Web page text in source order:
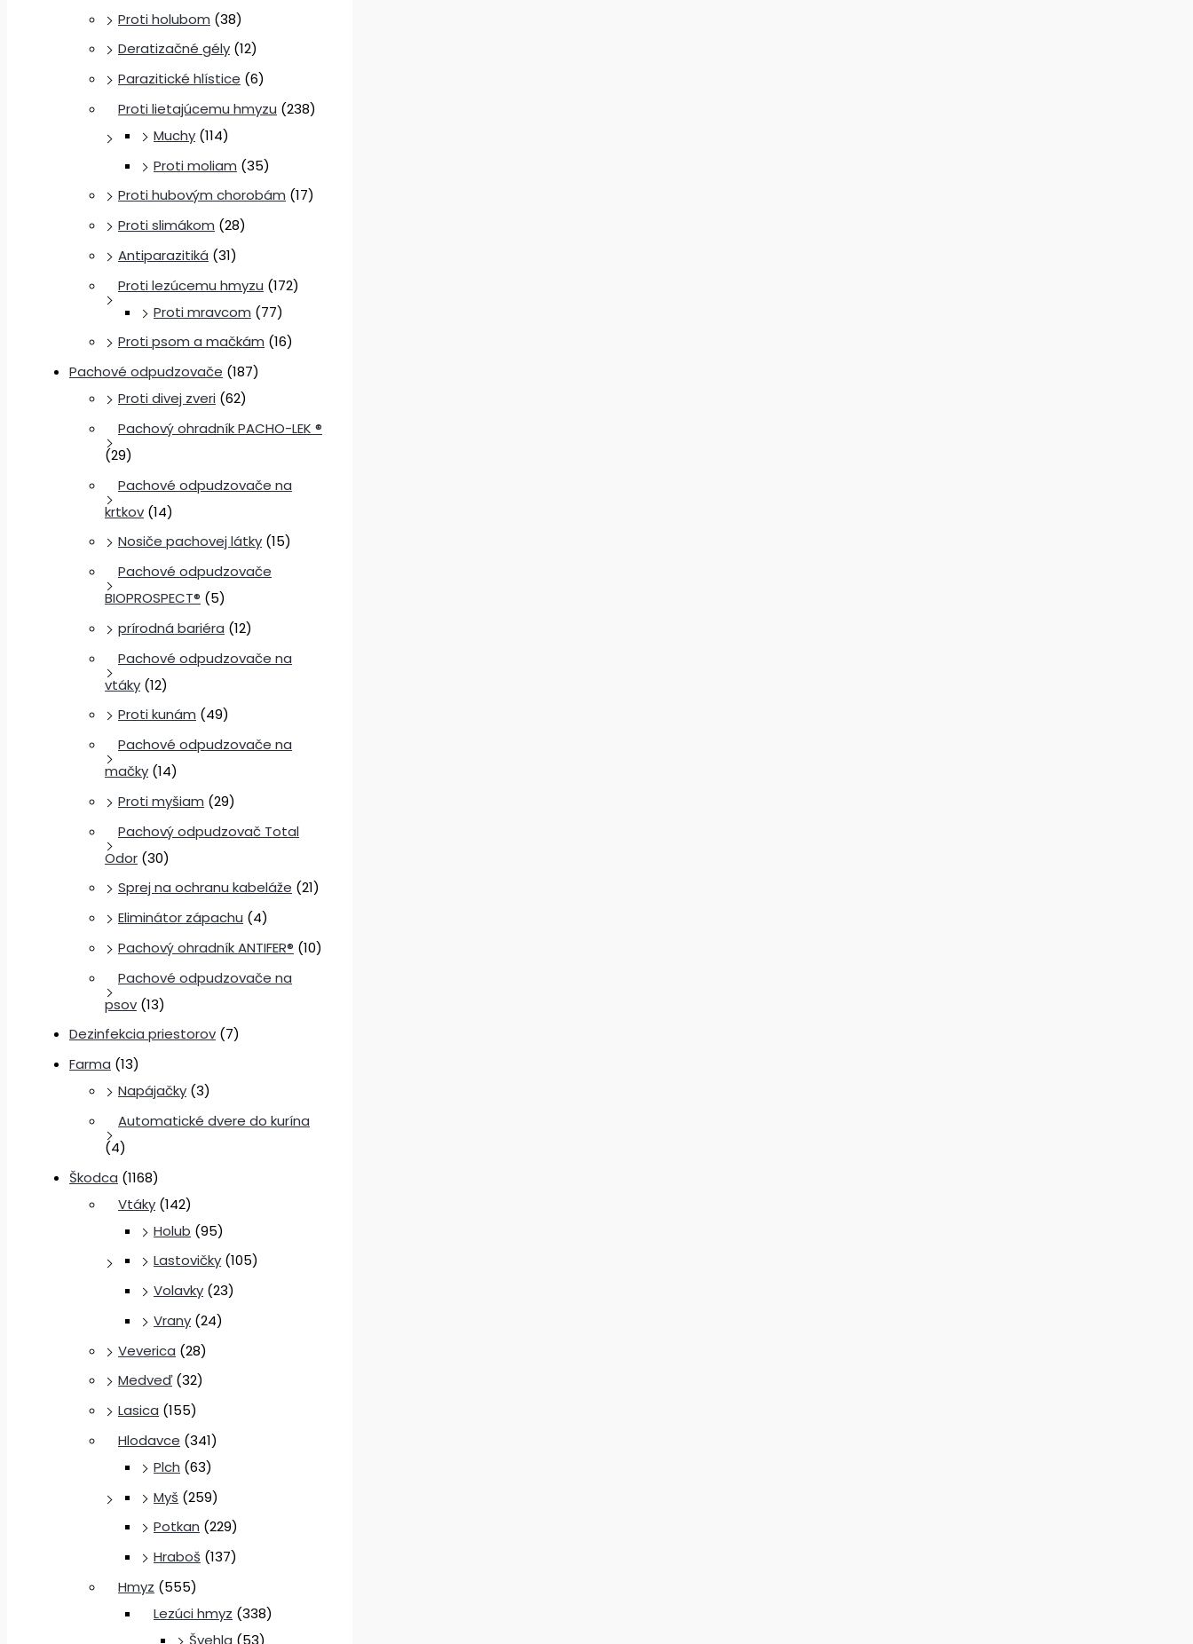
Proti holubom (38)
Deratizačné gély (12)
Parazitické hlístice (6)
Proti lietajúcemu hmyzu (238)
Muchy (114)
Proti moliam (35)
Proti hubovým chorobám (17)
Proti slimákom (28)
Antiparazitiká (31)
Proti lezúcemu hmyzu (172)
Proti mravcom (77)
Proti psom a mačkám (16)
Pachové odpudzovače (187)
Proti divej zveri (62)
Pachový ohradník PACHO-LEK ®
(29)
Pachové odpudzovače na
krtkov (14)
Nosiče pachovej látky (15)
Pachové odpudzovače
BIOPROSPECT® (5)
prírodná bariéra (12)
Pachové odpudzovače na
vtáky (12)
Proti kunám (49)
Pachové odpudzovače na
mačky (14)
Proti myšiam (29)
Pachový odpudzovač Total
Odor (30)
Sprej na ochranu kabeláže (21)
Eliminátor zápachu (4)
Pachový ohradník ANTIFER® (10)
Pachové odpudzovače na
psov (13)
Dezinfekcia priestorov (7)
Farma (13)
Napájačky (3)
Automatické dvere do kurína
(4)
Škodca (1168)
Vtáky (142)
Holub (95)
Lastovičky (105)
Volavky (23)
Vrany (24)
Veverica (28)
Medveď (32)
Lasica (155)
Hlodavce (341)
Plch (63)
Myš (259)
Potkan (229)
Hraboš (137)
Hmyz (555)
Lezúci hmyz (338)
Švehla (53)